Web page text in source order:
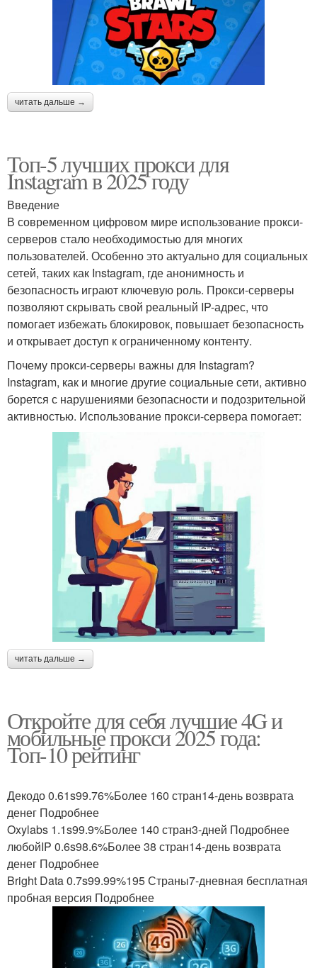
читать дальше →
Топ-5 лучших прокси для
Instagram в 2025 году
Введение
В современном цифровом мире использование прокси-
серверов стало необходимостью для многих
пользователей. Особенно это актуально для социальных
сетей, таких как Instagram, где анонимность и
безопасность играют ключевую роль. Прокси-серверы
позволяют скрывать свой реальный IP-адрес, что
помогает избежать блокировок, повышает безопасность
и открывает доступ к ограниченному контенту.
Почему прокси-серверы важны для Instagram?
Instagram, как и многие другие социальные сети, активно
борется с нарушениями безопасности и подозрительной
активностью. Использование прокси-сервера помогает:
читать дальше →
Откройте для себя лучшие 4G и
мобильные прокси 2025 года:
Топ-10 рейтинг
Декодо 0.61s99.76%Более 160 стран14-день возврата
денег Подробнее
Oxylabs 1.1s99.9%Более 140 стран3-дней Подробнее
любойIP 0.6s98.6%Более 38 стран14-день возврата
денег Подробнее
Bright Data 0.7s99.99%195 Страны7-дневная бесплатная
пробная версия Подробнее